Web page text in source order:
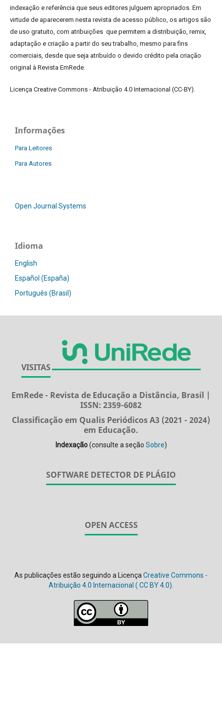
indexação e referência que seus editores julguem apropriados. Em
virtude de aparecerem nesta revista de acesso público, os artigos são
de uso gratuito, com atribuições que permitem a distribuição, remix,
adaptação e criação a partir do seu trabalho, mesmo para fins
comerciais, desde que seja atribuído o devido crédito pela criação
original à Revista EmRede.
Licença Creative Commons - Atribuição 4.0 Internacional (CC-BY).
Informações
Para Leitores
Para Autores
Open Journal Systems
Idioma
English
Español (España)
Português (Brasil)
VISITAS
EmRede - Revista de Educação a Distância, Brasil |
ISSN: 2359-6082
Classificação em Qualis Periódicos A3 (2021 - 2024)
em Educação.
Indexação(consulte a seção Sobre)
SOFTWARE DETECTOR DE PLÁGIO
OPEN ACCESS
As publicações estão seguindo a Licença Creative Commons -
Atribuição 4.0 Internacional (CC BY 4.0).